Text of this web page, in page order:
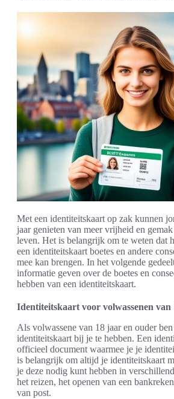
Met een identiteitskaart op zak kunnen
jaar genieten van meer vrijheid en
leven. Het is belangrijk om te weten dat
een identiteitskaart boetes en andere
mee kan brengen. In het volgende
informatie geven over de boetes en
hebben van een identiteitskaart.
Identiteitskaart voor volwassenen
Als volwassene van 18 jaar en ouder
identiteitskaart bij je te hebben. Een
officieel document waarmee je je
is belangrijk om altijd je identiteitskaart
je deze nodig kunt hebben in
het reizen, het openen van een
van post.